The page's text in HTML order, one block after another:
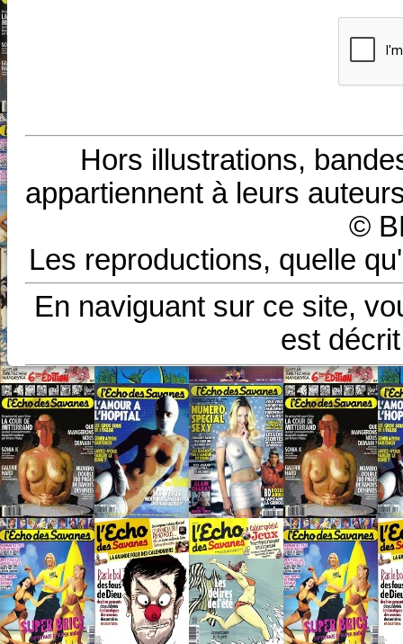
Hors illustrations,
appartiennent à leurs
©
Les reproductions, quelle
En naviguant sur ce site,
est